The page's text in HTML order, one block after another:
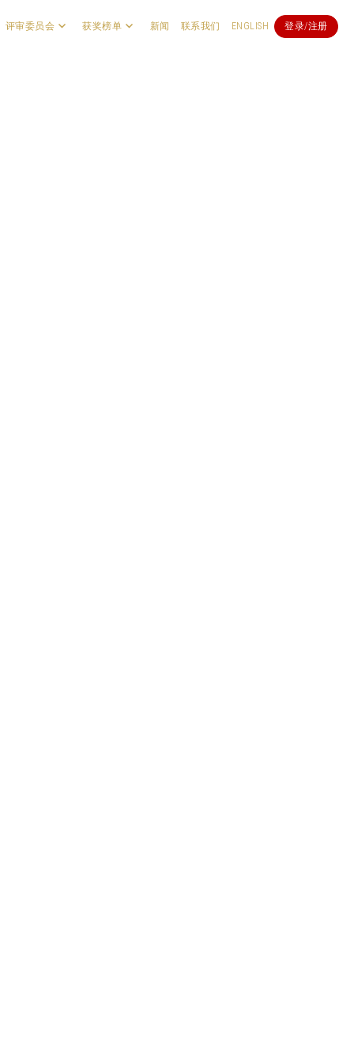
评审委员会 获奖榜单 新闻 联系我们 ENGLISH 登录/注册